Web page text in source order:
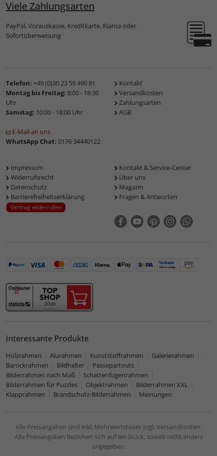
Viele Zahlungsarten
PayPal, Vorauskasse, Kreditkarte, Klarna oder
Sofortüberweisung
Telefon: +49 (0)30 23 59 490 81
Montag bis Freitag: 8:00 - 18:30
Uhr
Samstag: 10:00 - 18:00 Uhr
E-Mail an uns
WhatsApp Chat: 0176 34440122
Kontakt
Versandkosten
Zahlungsarten
AGB
Impressum
Widerrufsrecht
Datenschutz
Barrierefreiheitserklärung
Vertrag widerrufen
Kontakt & Service-Center
Über uns
Magazin
Fragen & Antworten
Interessante Produkte
Holzrahmen Alurahmen Kunststoffrahmen
Galerierahmen
Barockrahmen
Bildhalter
Passepartouts
Bilderrahmen nach Maß
Schattenfugenrahmen
Bilderrahmen für Puzzles
Objektrahmen
Bilderrahmen XXL
Klapprahmen
Brandschutz-Bilderrahmen Meinungen
Alle Preisangaben sind inkl. Mehrwertsteuer zzgl. Versandkosten.
Alle Preisangaben beziehen sich auf ein Stück, soweit nicht anders
angegeben.